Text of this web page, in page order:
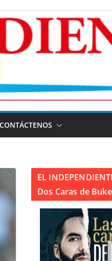
CONTÁCTENOS
EL
Dos Caras de